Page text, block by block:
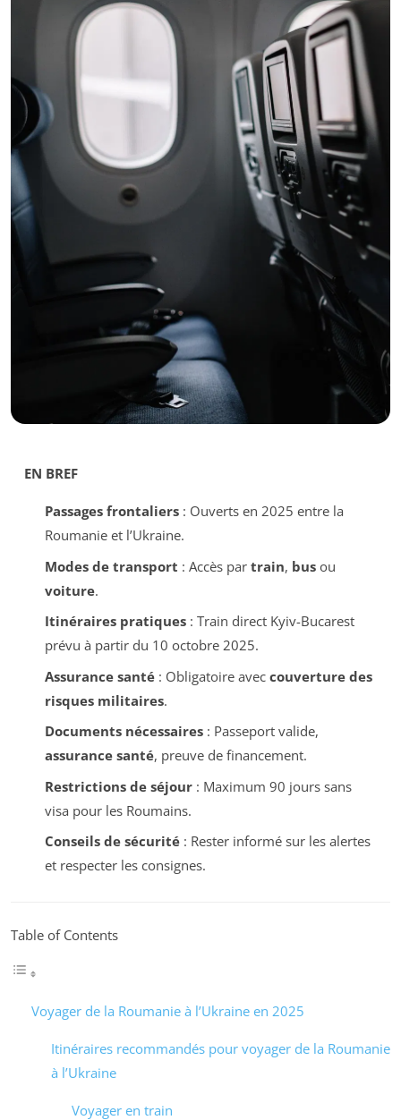
EN BREF
Passages frontaliers: Ouverts en 2025 entre la
Roumanie et l’Ukraine.
Modes de transport : Accès par train, busou
voiture.
Itinéraires pratiques: Train direct Kyiv-Bucarest
prévu à partir du 10 octobre 2025.
Assurance santé: Obligatoire avec couverture des
risques militaires.
Documents nécessaires: Passeport valide,
assurance santé, preuve de financement.
Restrictions de séjour: Maximum 90 jours sans
visa pour les Roumains.
Conseils de sécurité: Rester informé sur les alertes
et respecter les consignes.
Table of Contents
Voyager de la Roumanie à l’Ukraine en 2025
Itinéraires recommandés pour voyager de la Roumanie
à l’Ukraine
Voyager en train